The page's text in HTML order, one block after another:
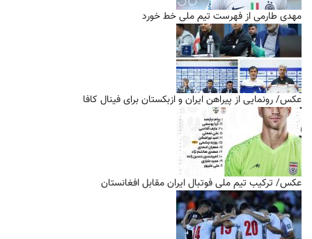
مهدی طارمی از فهرست تیم ملی خط خورد
عکس/ رونمایی از پیراهن ایران و ازبکستان برای فینال کافا
عکس/ ترکیب تیم ملی فوتبال ایران مقابل افغانستان